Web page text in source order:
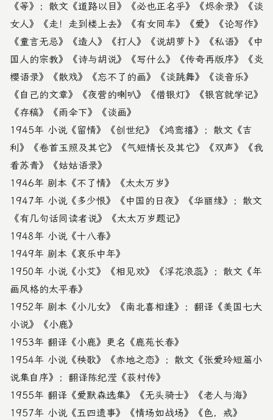
《等》；散文《道路以目》《必也正名乎》《烬余录》《谈
女人》《走！走到楼上去》《有女同车》《爱》《论写作》
《童言无忌》《造人》《打人》《说胡萝卜》《私语》《中
国人的宗教》《诗与胡说》《写什么》《传奇再版序》《炎
樱语录》《散戏》《忘不了的画》《谈跳舞》《谈音乐》
《自己的文章》《夜营的喇叭》《借银灯》《银宫就学记》
《存稿》《雨伞下》《谈画》
1945年 小说《留情》《创世纪》《鸿鸾禧》；散文《吉
利》《卷首玉照及其它》《气短情长及其它》《双声》《我
看苏青》《姑姑语录》
1946年 剧本《不了情》《太太万岁》
1947年 小说《多少恨》《中国的日夜》《华丽缘》；散文
《有几句话同读者说》《太太万岁题记》
1948年 小说《十八春》
1949年 剧本《哀乐中年》
1950年 小说《小艾》《相见欢》《浮花浪蕊》；散文《年
画风格的太平春》
1952年 剧本《小儿女》《南北喜相逢》；翻译《美国七大
小说》《小鹿》
1953年 翻译《小鹿》更名《鹿苑长春》
1954年 小说《秧歌》《赤地之恋》；散文《张爱玲短篇小
说集自序》；翻译陈纪滢《荻村传》
1955年 翻译《爱默森选集》《无头骑士》《老人与海》
1957年 小说《五四遗事》《情场如战场》《色，戒》